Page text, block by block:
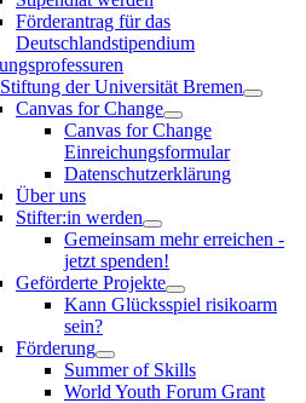
Förderantrag für das
Deutschlandstipendium
der Universität Bremen
Canvas for Change
Canvas for Change
Einreichungsformular
Datenschutzerklärung
Über uns
Stifter:in werden
Gemeinsam mehr erreichen -
jetzt spenden!
Geförderte Projekte
Kann Glücksspiel risikoarm
sein?
Förderung
Summer of Skills
World Youth Forum Grant